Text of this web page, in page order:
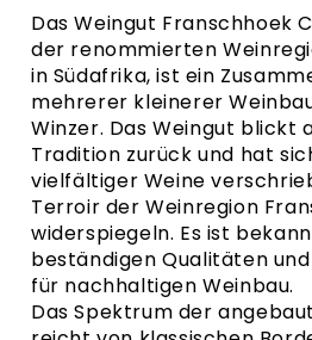
DasWeingut Franschhoek
der renommierten
in Südafrika, ist ein
mehrerer kleinerer
Winzer. Das Weingut blickt
Tradition zurück und hat
vielfältiger Weine
Terroir derWeinregion
widerspiegeln. Es ist
beständigen Qualitäten
für nachhaltigen Weinbau.
Das Spektrum der